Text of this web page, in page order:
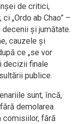
de critici,
„Ordo ab Chao” –
și jumătate.
cauzele și
ce „se vor
decizii finale
publice.
sunt, încă,
demolarea
comisiilor, fără